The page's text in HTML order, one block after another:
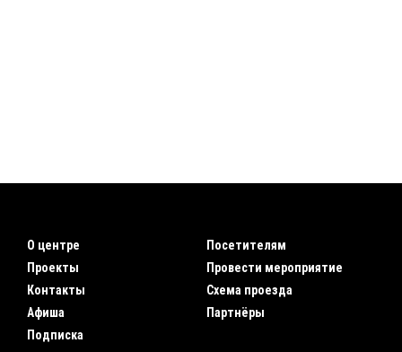
О центре
Проекты
Контакты
Афиша
Подписка
Посетителям
Провести мероприятие
Схема проезда
Партнёры